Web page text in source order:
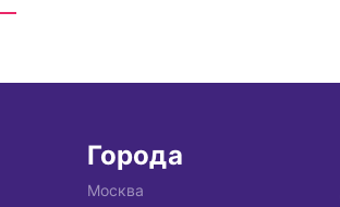
Города
Москва